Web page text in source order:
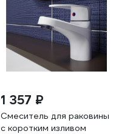
1 357 ₽
Смеситель для раковины
c коротким изливом